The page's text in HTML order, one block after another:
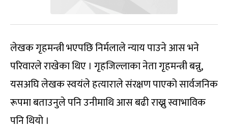
लेखक गृहमन्त्री भएपछि निर्मलाले न्याय पाउने आस भने
परिवारले राखेका थिए । गृहजिल्लाका नेता गृहमन्त्री बन्नु,
यसअघि लेखक स्वयंले हत्याराले संरक्षण पाएको सार्वजनिक
रूपमा बताउनुले पनि उनीमाथि आस बढी राख्नु स्वाभाविक
पनि थियो ।